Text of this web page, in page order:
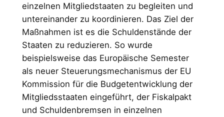
einzelnen Mitgliedstaaten zu begleiten und
untereinander zu koordinieren. Das Ziel der
Maßnahmen ist es die Schuldenstände der
Staaten zu reduzieren. So wurde
beispielsweise das Europäische Semester
als neuer Steuerungsmechanismus der EU
Kommission für die Budgetentwicklung der
Mitgliedsstaaten eingeführt, der Fiskalpakt
und Schuldenbremsen in einzelnen